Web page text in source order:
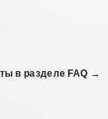
в разделе FAQ →